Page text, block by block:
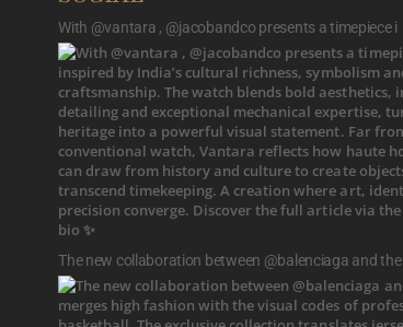
With @vantara , @jacobandco presents a timepiece i
The new collaboration between @balenciaga and the